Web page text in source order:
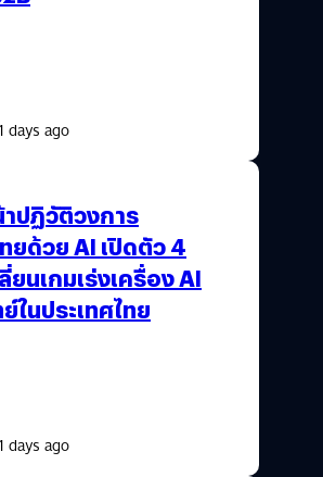
days ago
าปฏิวัติวงการ
ยด้วย AI เปิดตัว 4
นเกมเร่งเครื่อง AI
นประเทศไทย
days ago